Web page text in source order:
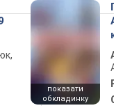
показати
обкладинку